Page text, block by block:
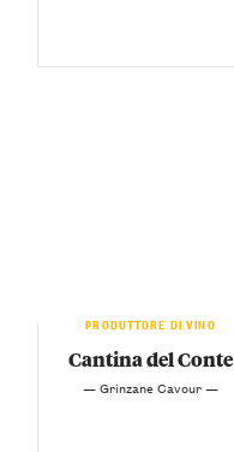
PRODUTTORE DI VINO
Cantina del Conte
— Grinzane Cavour —